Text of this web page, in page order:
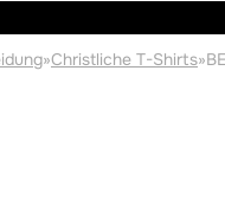
»Christliche T-Shirts»